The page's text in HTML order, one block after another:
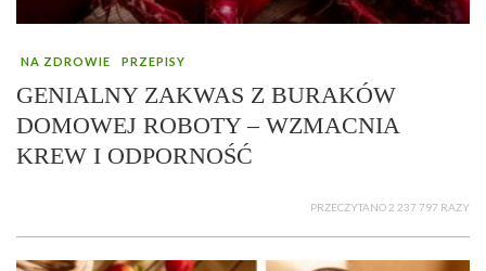
NA ZDROWIE PRZEPISY
GENIALNY ZAKWAS Z BURAKÓW
DOMOWEJ ROBOTY – WZMACNIA
KREW I ODPORNOŚĆ
PRZECZYTANO 2 237 797 RAZY